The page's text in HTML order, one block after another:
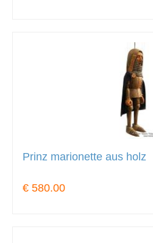
Prinz marionette aus holz
€ 580.00